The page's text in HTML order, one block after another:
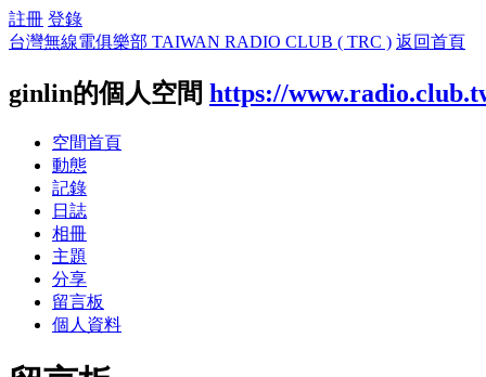
註冊 登錄
台灣無線電俱樂部 TAIWAN RADIO CLUB ( TRC ) 返回首頁
ginlin的個人空間 https://
空間首頁
動態
記錄
日誌
相冊
主題
分享
留言板
個人資料